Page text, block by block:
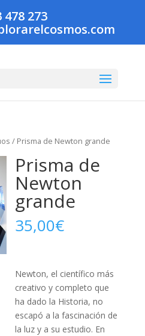
478 273
/ Prisma de Newton grande
Prisma de
Newton
grande
35,00€
Newton, el científico más
creativo y completo que
ha dado la Historia, no
escapó a la fascinación de
la luz y a su estudio. En